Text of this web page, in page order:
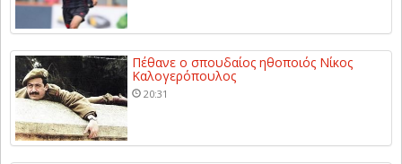
Πέθανε ο σπουδαίος ηθοποιός Νίκος
Καλογερόπουλος
20:31